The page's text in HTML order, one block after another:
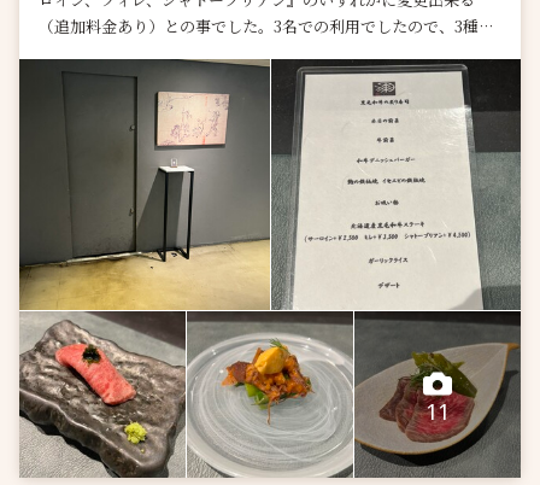
（追加料金あり）との事でした。3名での利用でしたので、3種食
11